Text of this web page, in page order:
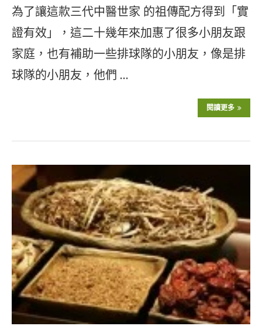
為了讓這款三代中醫世家 的祖傳配方得到「實
證有效」，這二十幾年來加惠了很多小朋友跟
家庭，也有補助一些排球隊的小朋友，像是排
球隊的小朋友，他們 …
閱讀更多